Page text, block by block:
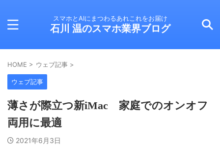
スマホとAIにまつわるあれこれをお届け
石川 温のスマホ業界ブログ
HOME > ウェブ記事 >
ウェブ記事
薄さが際立つ新iMac 家庭でのオンオフ
両用に最適
2021年6月3日